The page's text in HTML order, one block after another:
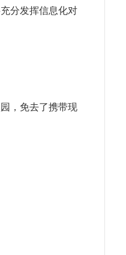
分发挥信息化对
，免去了携带现